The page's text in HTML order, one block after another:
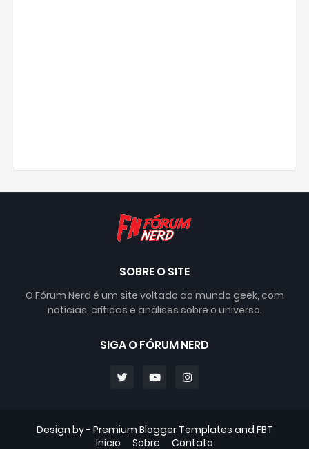
SOBRE O SITE
O Fórum Nerd é um site voltado ao mundo geek, com
notícias, críticas e análises sobre o universo.
SIGA O FÓRUM NERD
Design by - Premium Blogger Templates and FBT
Início
Sobre Contato